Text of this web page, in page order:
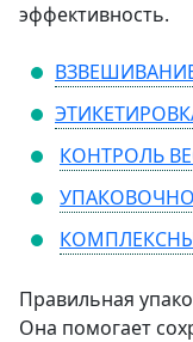
эффективность.
КОНТРОЛЬ
Правильная
Она помогает